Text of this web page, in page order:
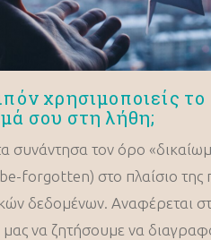
χρησιμοποιείς το
σου στη λήθη;
συνάντησα τον όρο
forgotten) στο πλαίσιο της
δεδομένων. Αναφέρεται
μας να ζητήσουμε να